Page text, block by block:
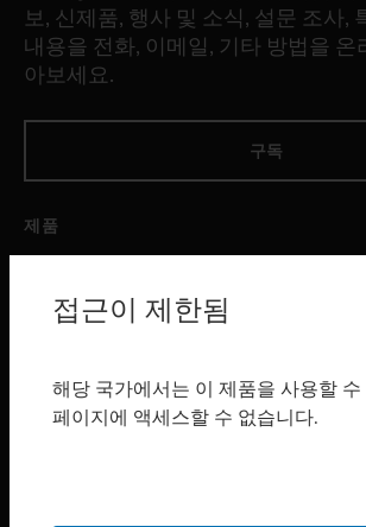
보, 신제품, 행사 및 소식, 설문 조사,
내용을 전화, 이메일, 기타 방법을 온
아보세요.
구독
제품
toggle view
산업 분야
접근이 제한됨
해당 국가에서는 이 제품을 사용할 수
페이지에 액세스할 수 없습니다.